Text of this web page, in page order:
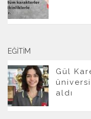
EĞITIM
Gül
aldı